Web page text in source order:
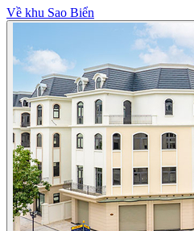
Về khu Sao Biển